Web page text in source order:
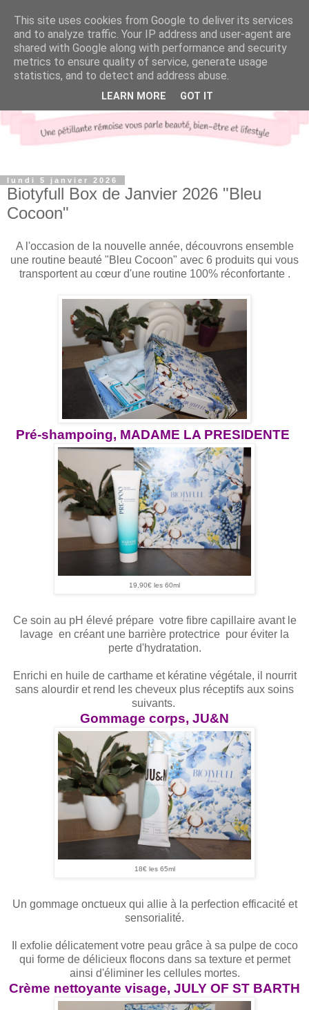
lundi 5 janvier 2026
Biotyfull Box de Janvier 2026 "Bleu
Cocoon"
A l'occasion de la nouvelle année, découvrons ensemble
une routine beauté "Bleu Cocoon" avec 6 produits qui vous
transportent au cœur d'une routine 100% réconfortante .
Pré-shampoing, MADAME LA PRESIDENTE
19,90€ les 60ml
Ce soin au pH élevé prépare votre fibre capillaire avant le
lavage en créant une barrière protectrice pour éviter la
perte d'hydratation.
Enrichi en huile de carthame et kératine végétale, il nourrit
sans alourdir et rend les cheveux plus réceptifs aux soins
suivants.
Gommage corps, JU&N
18€ les 65ml
Un gommage onctueux qui allie à la perfection efficacité et
sensorialité.
Il exfolie délicatement votre peau grâce à sa pulpe de coco
qui forme de délicieux flocons dans sa texture et permet
ainsi d'éliminer les cellules mortes.
Crème nettoyante visage, JULY OF ST BARTH
This site uses cookies from Google to deliver its services
and to analyze traffic. Your IP address and user-agent are
shared with Google along with performance and security
metrics to ensure quality of service, generate usage
statistics, and to detect and address abuse.
LEARN MORE GOT IT